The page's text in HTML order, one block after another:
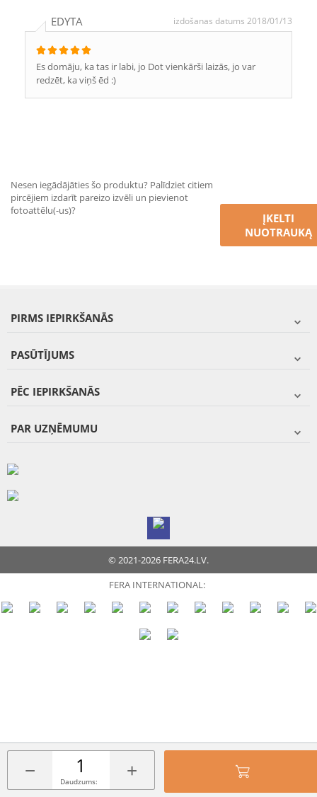
− +
Daudzums:
EDYTA izdošanas datums 2018/01/13
Es domāju, ka tas ir labi, jo Dot vienkārši laizās, jo var
redzēt, ka viņš ēd :)
Nesen iegādājāties šo produktu? Palīdziet citiem
pircējiem izdarīt pareizo izvēli un pievienot
fotoattēlu(-us)?
ĮKELTI
NUOTRAUKĄ
PIRMS IEPIRKŠANĀS
PASŪTĪJUMS
PĒC IEPIRKŠANĀS
PAR UZŅĒMUMU
© 2021-2026 FERA24.LV.
FERA INTERNATIONAL: